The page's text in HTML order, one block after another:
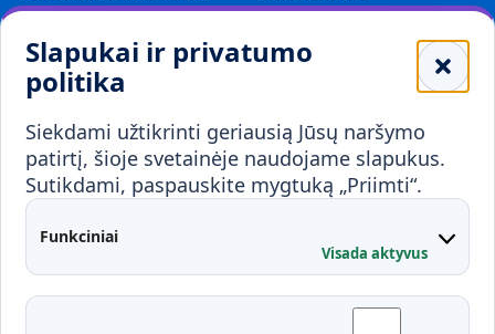
Slapukai ir privatumo
politika
Siekdami užtikrinti geriausią Jūsų naršymo
patirtį, šioje svetainėje naudojame slapukus.
Sutikdami, paspauskite mygtuką „Priimti“.
Funkciniai
Visada aktyvus
Mokykloms
Visuomenei ir verslui
Mokymai ir konsultavimas
Partnerystės
Karjera
Kontaktai
Administracija
Fakultetai
Studentų atstovybė